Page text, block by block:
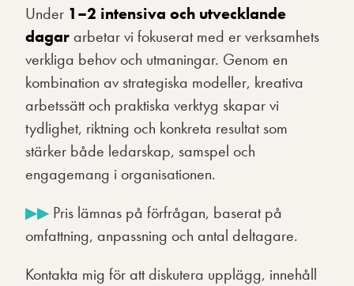
Under 1–2 intensiva och utvecklande
dagar arbetar vi fokuserat med er verksamhets
verkliga behov och utmaningar. Genom en
kombination av strategiska modeller, kreativa
arbetssätt och praktiska verktyg skapar vi
tydlighet, riktning och konkreta resultat som
stärker både ledarskap, samspel och
engagemang i organisationen.
▶︎▶︎ Pris lämnas på förfrågan, baserat på
omfattning, anpassning och antal deltagare.
Kontakta mig för att diskutera upplägg, innehåll